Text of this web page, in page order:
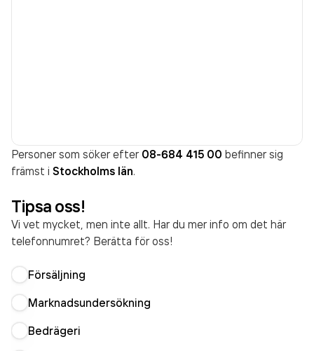
Personer som söker efter 08-684 415 00 befinner sig
främst i Stockholms län.
Tipsa oss!
Vi vet mycket, men inte allt. Har du mer info om det här
telefonnumret? Berätta för oss!
Försäljning
Marknadsundersökning
Bedrägeri